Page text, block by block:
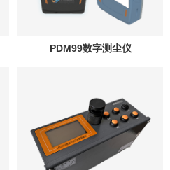
PDM99数字测尘仪